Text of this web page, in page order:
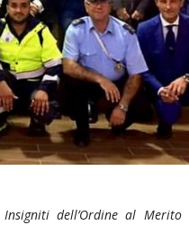
Insigniti dell’Ordine al Merito